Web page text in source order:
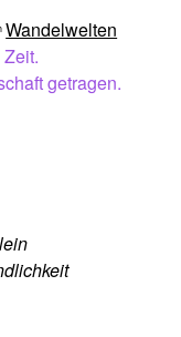
Wandelwelten
getragen.